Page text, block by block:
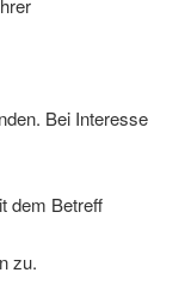
Bei Interesse
dem Betreff
zu.